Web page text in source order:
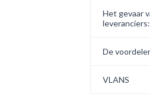
Het gevaar
De
VLANS